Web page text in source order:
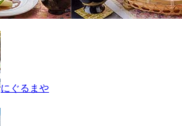
にぐるまや